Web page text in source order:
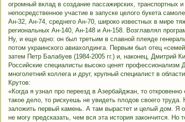
огромный вклад в создание пассажирских,
непосредственное участие в запуске целого букета
Ан-32, Ан-74, среднего Ан-70, широко известных в мире
региональных Ан-140, Ан-148 и Ан-158. Возглавлял
Ну, и еще одно: он был третьим в славной плеяде
потом украинского авиахолдинга. Первым был отец
затем Петр Балабуев (1984-2005 гг.) и, наконец, Дмитрий
Российские специалисты высоко ценят профессионализм
многолетний коллега и друг, крупный специалист в
Крутов:
«Когда я узнал про переезд в Азербайджан, то
такое дело, то рискуешь не увидеть плодов своего
заложить первый камень. А там вырастет и целый дом. Я
не могу предсказать, чем вся эта история закончится. Но